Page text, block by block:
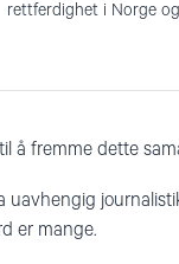
rettferdighet i Norge
å fremme dette
uavhengig
er mange.